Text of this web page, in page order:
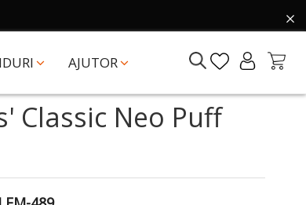
AJUTOR
Classic Neo Puff